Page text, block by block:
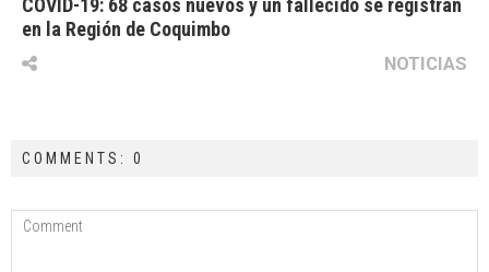
COVID-19: 68 casos nuevos y un fallecido se registran
en la Región de Coquimbo
NOTICIAS
COMMENTS: 0